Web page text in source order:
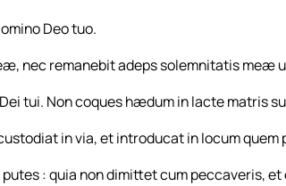
Deo tuo.
nec remanebit adeps solemnitatis meæ
tui. Non coques hædum in lacte matris
in via, et introducat in locum quem
: quia non dimittet cum peccaveris, et